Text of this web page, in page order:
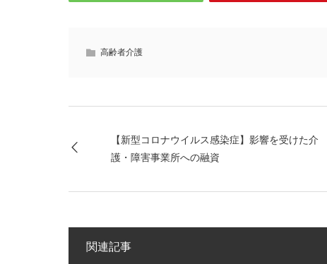
高齢者介護
【新型コロナウイルス感染症】影響を受けた介
護・障害事業所への融資
関連記事